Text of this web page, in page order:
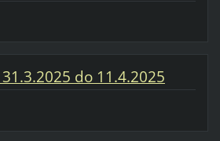
do 11.4.2025